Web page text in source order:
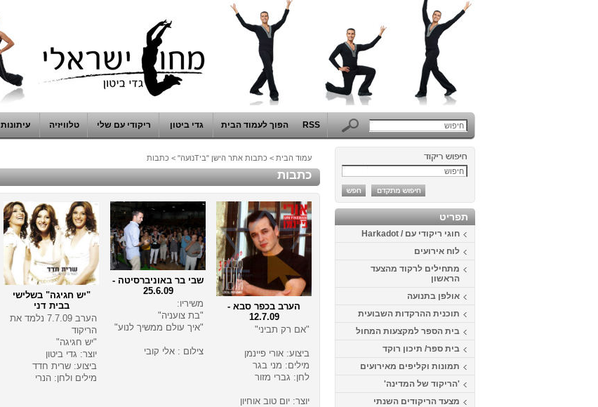
RSS הפוך לעמוד הבית גדי ביטון ריקודי עם שלי טלוויזיה עיתונות
תפריט
חוגי ריקודי עם / Harkadot
לוח אירועים
מתחילים לרקוד מהצעד
הראשון
אולפן בתנועה
תוכנית ההרקדות השבועית
בית הספר למקצעות המחול
בית ספר/ תיכון רוקד
תמונות וקליפים מאירועים
'הריקוד של המדינה'
מצעד הריקודים השנתי
עמוד הבית > כתבות אתר הישן "ביTנועה" > כתבות
כתבות
הערב בכפר סבא -
12.7.09
"אם רק תביני"
ביצוע: אורי פיינמן
מילים: מני בגר
לחן: גברי מזור
יוצר: יום טוב אוחיון
שבי בר באוניברסיטה -
25.6.09
משיריו:
"בת צועניה"
"איך עולם ממשיך לנוע"
צילום : אלי קובי
"יש חגיגה" בשלישי
בבית דני
הערב 7.7.09 נלמד את
הריקוד
"יש חגיגה"
יוצר: גדי ביטון
ביצוע: שרית חדד
מילים ולחן: הנרי